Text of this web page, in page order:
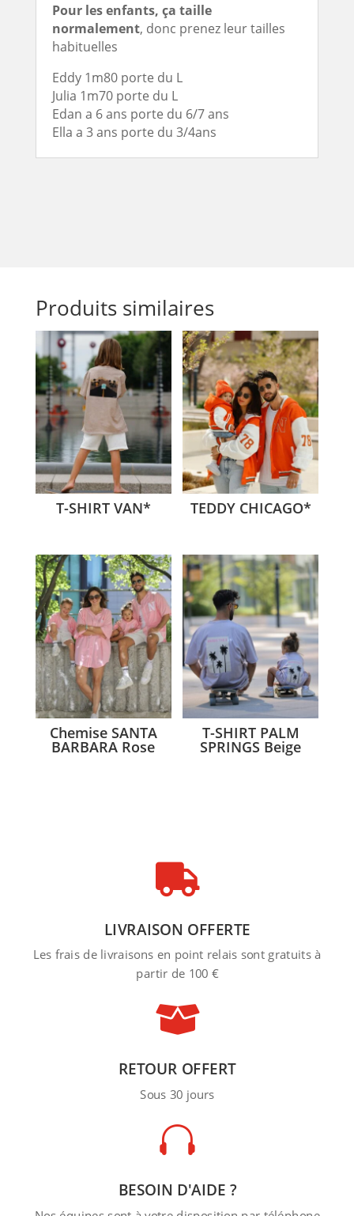
Pour les enfants, ça taille
normalement, donc prenez leur tailles
habituelles
Eddy 1m80 porte du L
Julia 1m70 porte du L
Edan a 6 ans porte du 6/7 ans
Ella a 3 ans porte du 3/4ans
Produits similaires
T-SHIRT VAN* TEDDY CHICAGO*
Chemise SANTA
BARBARA Rose
T-SHIRT PALM
SPRINGS Beige

LIVRAISON OFFERTE
Les frais de livraisons en point relais sont gratuits à
partir de 100 €

RETOUR OFFERT
Sous 30 jours

BESOIN D'AIDE ?